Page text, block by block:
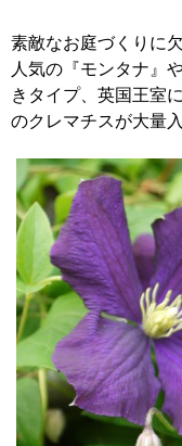
素敵なお庭づくりに
人気の『モンタナ』
きタイプ、英国王室
のクレマチスが大量入